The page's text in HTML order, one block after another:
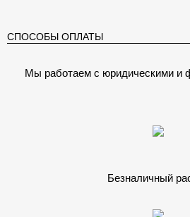
СПОСОБЫ ОПЛАТЫ
Мы работаем с юридическими и
Безналичный